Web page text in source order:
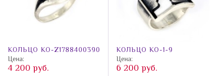
КОЛЬЦО КО-Z1788400390
Цена:
4 200 руб.
КОЛЬЦО КО-1-9
Цена:
6 200 руб.